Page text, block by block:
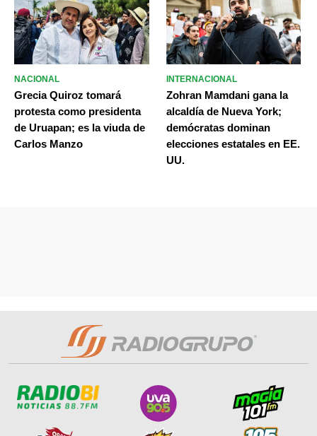
NACIONAL
Grecia Quiroz tomará
protesta como presidenta
de Uruapan; es la viuda de
Carlos Manzo
INTERNACIONAL
Zohran Mamdani gana la
alcaldía de Nueva York;
demócratas dominan
elecciones estatales en EE.
UU.